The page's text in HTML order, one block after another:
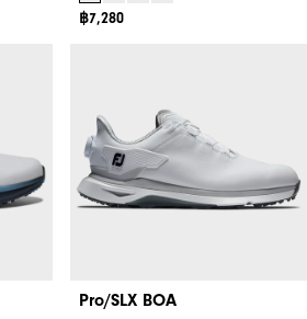
฿7,280
Pro/SLX BOA